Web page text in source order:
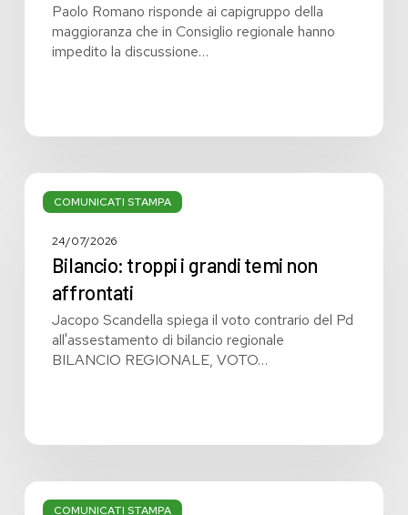
Paolo Romano risponde ai capigruppo della
maggioranza che in Consiglio regionale hanno
impedito la discussione…
COMUNICATI STAMPA
Bilancio:
troppi
grandi
affrontati
24/07/2026
Bilancio: troppi i grandi temi non
affrontati
Jacopo Scandella spiega il voto contrario del Pd
all'assestamento di bilancio regionale
BILANCIO REGIONALE, VOTO…
COMUNICATI STAMPA
Bilancio
regionale: